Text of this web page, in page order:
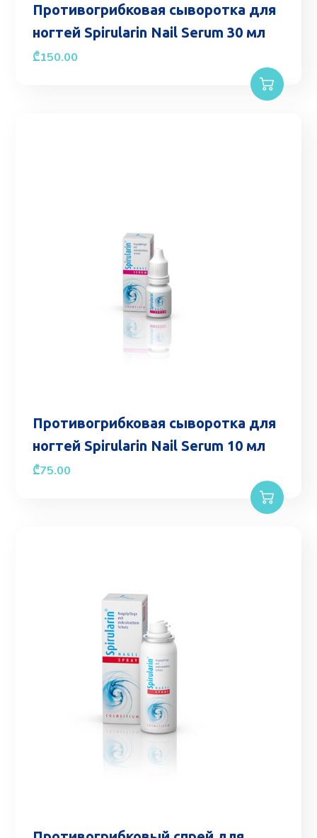
Противогрибковая сыворотка для
ногтей Spirularin Nail Serum 30 мл
₾150.00
Противогрибковая сыворотка для
ногтей Spirularin Nail Serum 10 мл
₾75.00